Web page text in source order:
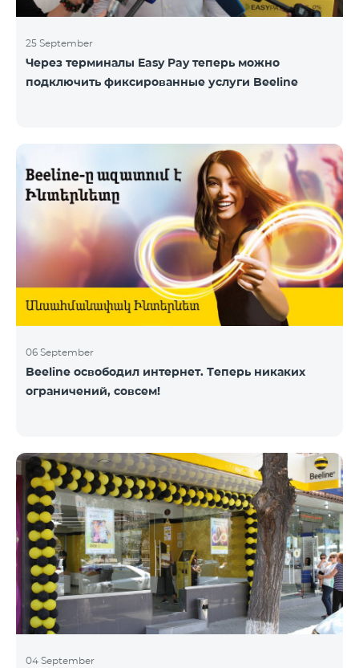
25 September
Через терминалы Easy Pay теперь можно
подключить фиксированные услуги Beeline
06 September
Beeline освободил интернет. Теперь никаких
ограничений, совсем!
04 September